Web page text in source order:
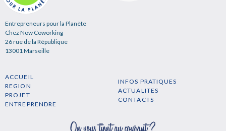
Entrepreneurs pour la Planète
Chez Now Coworking
26 rue de la République
13001 Marseille
ACCUEIL
REGION
PROJET
ENTREPRENDRE
INFOS PRATIQUES
ACTUALITES
CONTACTS